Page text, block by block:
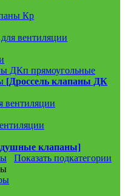
Кр
вентиляции
ДКп прямоугольные
[Дроссель клапаны ДК
вентиляции
клапаны]
Показать подкатегории